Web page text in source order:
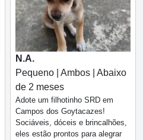
N.A.
Pequeno | Ambos | Abaixo
de 2 meses
Adote um filhotinho SRD em
Campos dos Goytacazes!
Sociáveis, dóceis e brincalhões,
eles estão prontos para alegrar